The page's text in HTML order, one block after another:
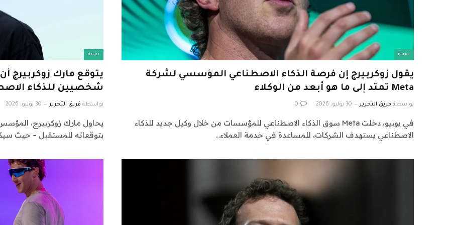
تقنية
يقول زوكربيرج إن فرصة الذكاء الاصطناعي المؤسسي لشركة
Meta تمتد إلى ما هو أبعد من الوكلاء
بواسطة فريق التحرير 30 يوليو، 2026 0
في يونيو، دخلت Meta سوق الذكاء الاصطناعي للمؤسسات من خلال وكيل جديد للذكاء
الاصطناعي يستهدف الشركات، للمساعدة في خدمة العملاء…
تقنية
يتوقع مارك زوكربيرج
شخصيين للذكاء
بواسطة فريق التحرير 30 يوليو، 2026
بتوقعاته للمستقبل – حيث